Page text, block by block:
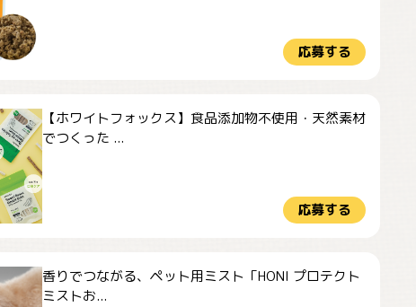
応募する
【ホワイトフォックス】食品添加物不使用・天然素材
でつくった ...
応募する
香りでつながる、ペット用ミスト「HONI プロテクト
ミストお...